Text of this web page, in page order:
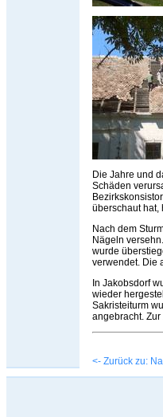
Die Jahre und
Schäden
überschaut hat,
Nach dem
Nägeln
wurde
verwendet. Die
In Jakobsdorf
wieder
Sakristeiturm
angebracht.
<- Zurück zu: